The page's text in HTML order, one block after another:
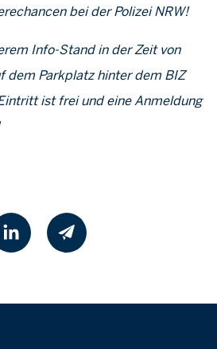
bei der Polizei NRW!
Info-Stand in der Zeit von
dem Parkplatz hinter dem BIZ
ist frei und eine Anmeldung